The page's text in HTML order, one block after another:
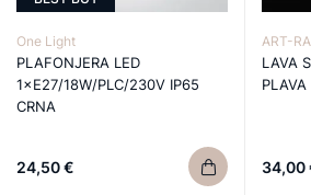
One Light
PLAFONJERA LED
1×E27/18W/PLC/230V IP65
CRNA
24,50 €
ART-
LAVA
34,00